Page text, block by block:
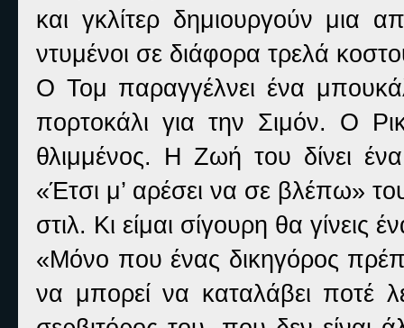
και γκλίτερ δημιουργούν μια
ντυμένοι σε διάφορα τρελά
Ο Τομ παραγγέλνει ένα
πορτοκάλι για την Σιμόν. Ο
θλιμμένος. Η Ζωή του δίνει
«Έτσι μ’ αρέσει να σε βλέπω»
στιλ. Κι είμαι σίγουρη θα γίνεις
«Μόνο που ένας δικηγόρος
να μπορεί να καταλάβει ποτέ